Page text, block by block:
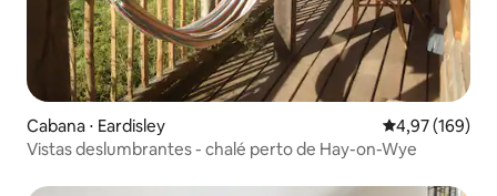
Cabana ⋅ Eardisley 4,97 de uma
4,97 (169)
Vistas deslumbrantes - chalé perto de Hay-on-Wye